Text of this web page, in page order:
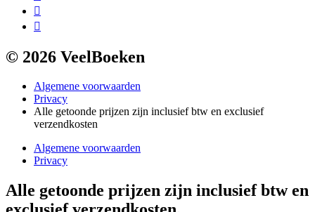
© 2026 VeelBoeken
Algemene voorwaarden
Privacy
Alle getoonde prijzen zijn inclusief btw en exclusief
verzendkosten
Algemene voorwaarden
Privacy
Alle getoonde prijzen zijn inclusief btw en